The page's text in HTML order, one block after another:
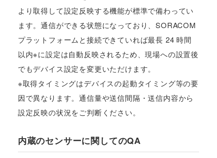
より取得して設定反映する機能が標準で備わってい
ます。通信ができる状態になっており、SORACOM
プラットフォームと接続できていれば最長 24 時間
以内※に設定は自動反映されるため、現場への設置後
でもデバイス設定を変更いただけます。
※取得タイミングはデバイスの起動タイミング等の要
因で異なります。通信量や送信間隔・送信内容から
設定反映の状況をご判断ください。
内蔵のセンサーに関してのQA